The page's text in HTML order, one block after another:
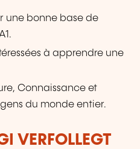
une bonne base de
à apprendre une
Connaissance et
du monde entier.
VERFOLLEGT